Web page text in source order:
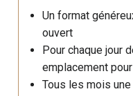
Un format
ouvert
Pour chaque jour
emplacement
Tous les mois